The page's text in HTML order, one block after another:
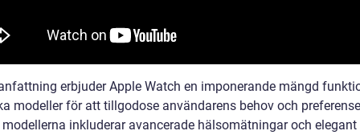
erbjuder Apple Watch en imponerande mängd
modeller för att tillgodose användarens behov och
inkluderar avancerade hälsomätningar och elegant